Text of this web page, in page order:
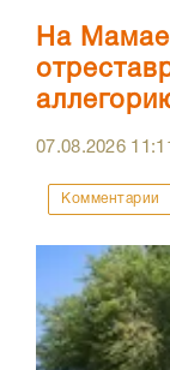
На
07.08.2026 11:11
Комментарии